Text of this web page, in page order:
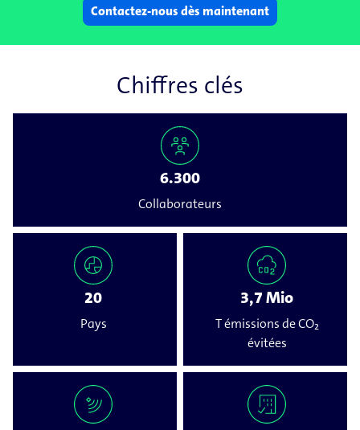
Contactez-​nous dès maintenant
Chiffres clés
6.300
Collaborateurs
20
Pays
3,7 Mio
T émissions de CO₂
évitées